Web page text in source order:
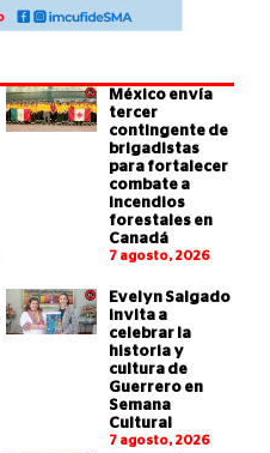
México envía
tercer
contingente de
brigadistas
para fortalecer
combate a
incendios
forestales en
Canadá
7 agosto, 2026
Evelyn Salgado
invita a
celebrar la
historia y
cultura de
Guerrero en
Semana
Cultural
7 agosto, 2026